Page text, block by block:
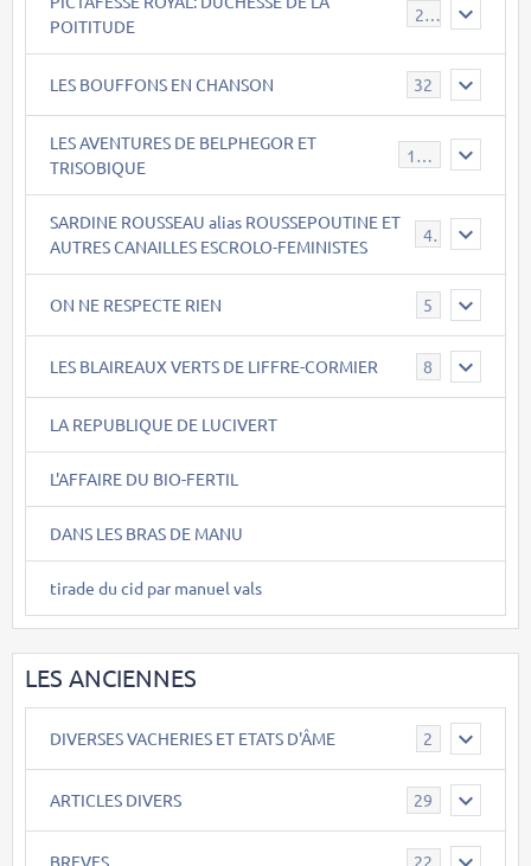
POITITUDE
23
LES BOUFFONS EN CHANSON 32
LES AVENTURES DE BELPHEGOR ET
TRISOBIQUE
147
SARDINE ROUSSEAU alias ROUSSEPOUTINE ET
AUTRES CANAILLES ESCROLO-FEMINISTES
40
ON NE RESPECTE RIEN 5
LES BLAIREAUX VERTS DE LIFFRE-CORMIER 8
LA REPUBLIQUE DE LUCIVERT
L'AFFAIRE DU BIO-FERTIL
DANS LES BRAS DE MANU
tirade du cid par manuel vals
LES ANCIENNES
DIVERSES VACHERIES ET ETATS D'ÂME 2
ARTICLES DIVERS 29
BREVES 22